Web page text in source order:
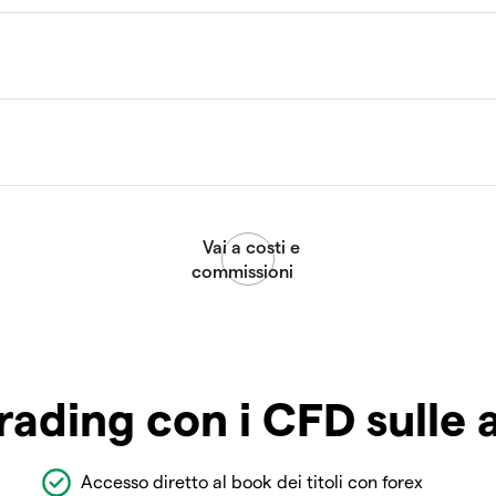
con i CFD sulle
Accesso diretto al book dei titoli con forex